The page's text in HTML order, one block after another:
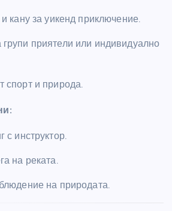
кану за уикенд приключение.
приятели или индивидуално
спорт и природа.
с инструктор.
на реката.
на природата.